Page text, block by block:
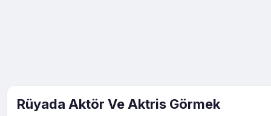
Rüyada Aktör Ve Aktris Görmek